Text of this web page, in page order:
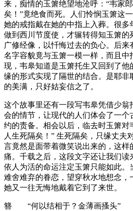
来，痴情的玉箫绝望地沧呼：“韦家
矣！”竟绝食而死。人们怜悯玉箫这
她的戒指戴在她的中指上入葬。很多
做到西川节度使，才辗转得知玉箫的
广修经像，以忏悔过去的负心。后来
名字容貌竟与玉箫一模一样，而且中
现，韦皋知道是玉箫托生又回到了他
缘的形式实现了隔世的结合。是耶非
的美满，只好姑妄信之了。
这个故事里还有一段写韦皋凭借少翁
会的情节，让现代的人们体会了一个
约的责备。相会以后，临去时玉箫对
人生死隔矣！” 生死隔矣，只缘丈夫
言竟然是面带着微笑说出来的，这样
痛。千载之后，这段文字还让我们读
依人为活的命运注定玉箫只能如此。
难舍难弃的眷恋，望穿秋水地想念，
她又一往无悔地戴着它到了来世。
簪 “何以结相于？金薄画搔头”